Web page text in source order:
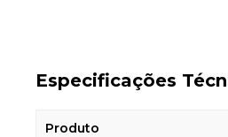
Especificações
Produto